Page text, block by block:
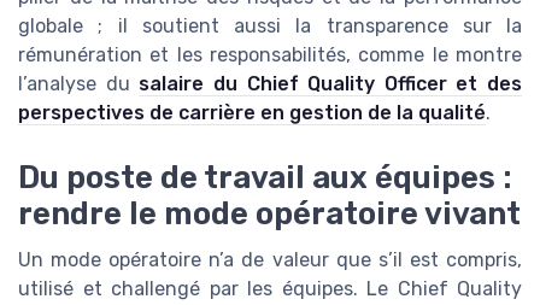
globale ; il soutient aussi la transparence sur la
rémunération et les responsabilités, comme le montre
l’analyse du salaire du Chief Quality Officer et des
perspectives de carrière en gestion de la qualité.
Du poste de travail aux équipes :
rendre le mode opératoire vivant
Un mode opératoire n’a de valeur que s’il est compris,
utilisé et challengé par les équipes. Le Chief Quality